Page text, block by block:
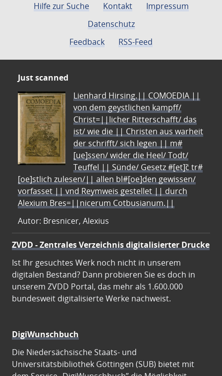
Hilfe zur Suche Kontakt
Impressum
Datenschutz
Feedback
RSS-Feed
Just scanned
Lienhard Hirsing.|| COMOEDIA ||
von dem geystlichen kampff/
Christ=||licher Ritterschafft/ das
ist/ wie die || Christen aus warheit
der schrifft/ sich legen || m#
[ue]ssen/ wider die Heel/ Todt/
Teuffel || Sünde/ Gesetz #[et]c̃ tr#
[oe]stlich zulesen/|| allen bl#[oe]den gewissen/
vorfasset || vnd Reymweis gestellet || durch
Alexium Bres=||nicerum Cotbusianum.||
Autor: Bresnicer, Alexius
ZVDD - Zentrales Verzeichnis digitalisierter Drucke
Ist Ihr gesuchtes Werk noch nicht in unserem
digitalen Bestand? Dann probieren Sie es doch in
unserem ZVDD Portal, das mehr als 1.600.000
bundesweit digitalisierte Werke nachweist.
DigiWunschbuch
Die Niedersächsische Staats- und
Universitätsbibliothek Göttingen (SUB) bietet mit